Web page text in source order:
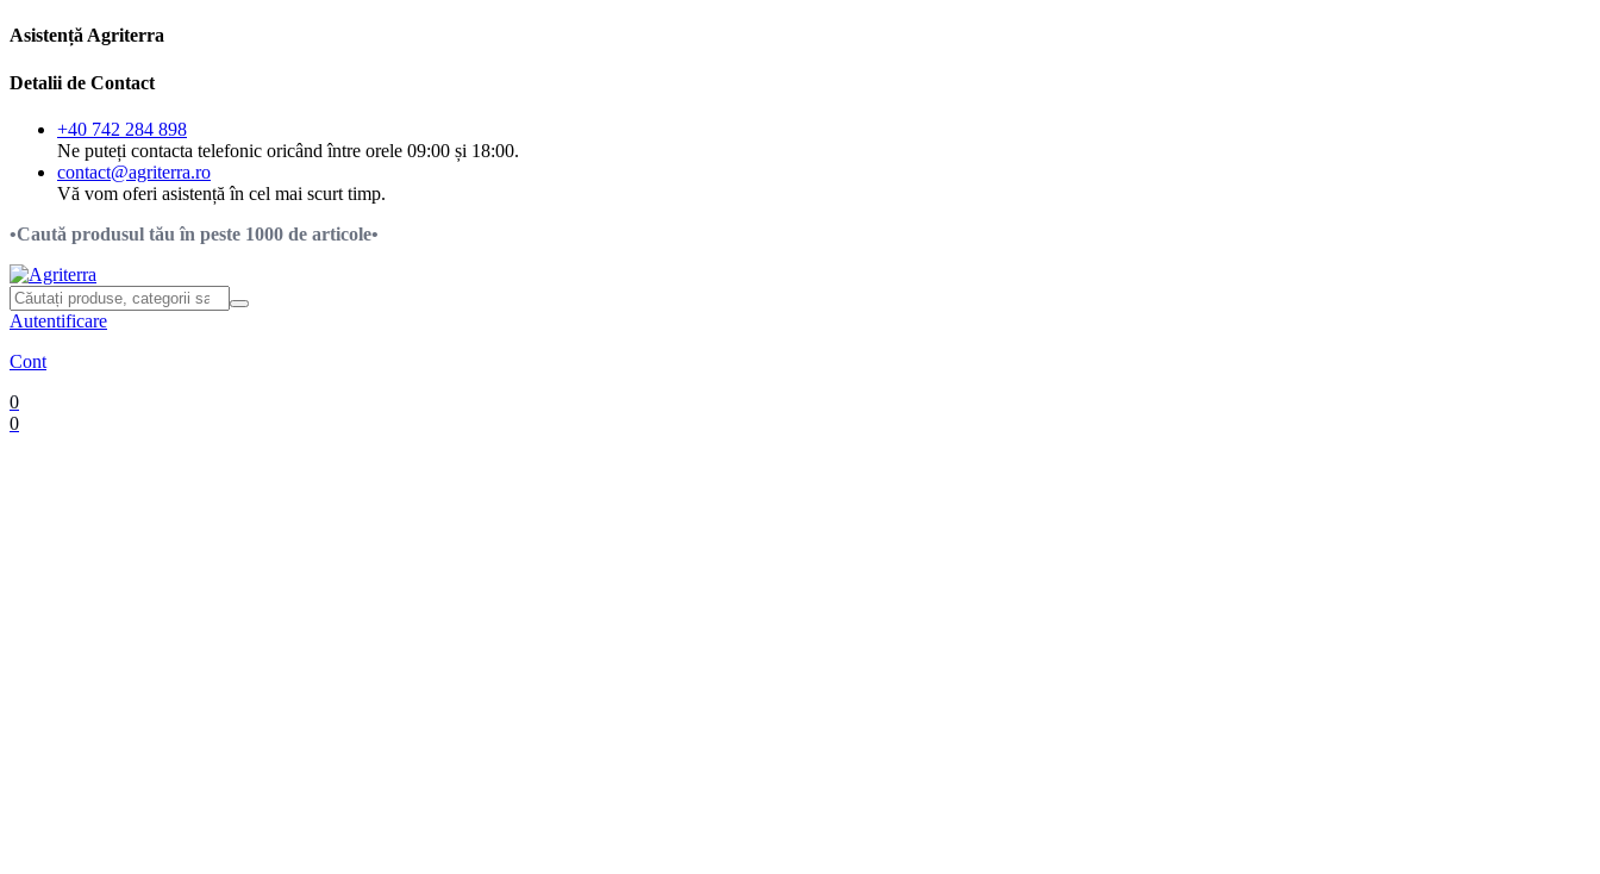
Asistență Agriterra
Detalii de Contact
+40 742 284 898
Ne puteți contacta telefonic oricând între orele 09:00 și 18:00.
contact@agriterra.ro
Vă vom oferi asistență în cel mai scurt timp.
•Caută produsul tău în peste 1000 de articole•
Autentificare
Cont
0
0